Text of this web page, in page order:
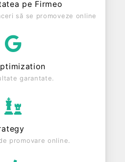
a înregistrat un profit de
de 300 RON,
fiscal. REBORN
S.R.L. este o entitate
fiscal si are status:
Societatea nu este plătitoare de TVA.
pe Firmeo
să se promoveze online
garantate.
promovare online.